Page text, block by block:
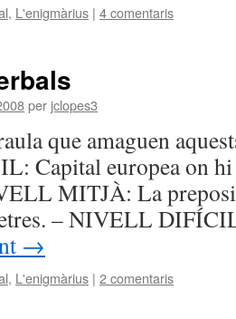
, L'enigmàrius | 4 comentaris
per jclopes3
que amaguen
Capital europea on hi
MITJÀ: La
– NIVELL
→
, L'enigmàrius | 2 comentaris